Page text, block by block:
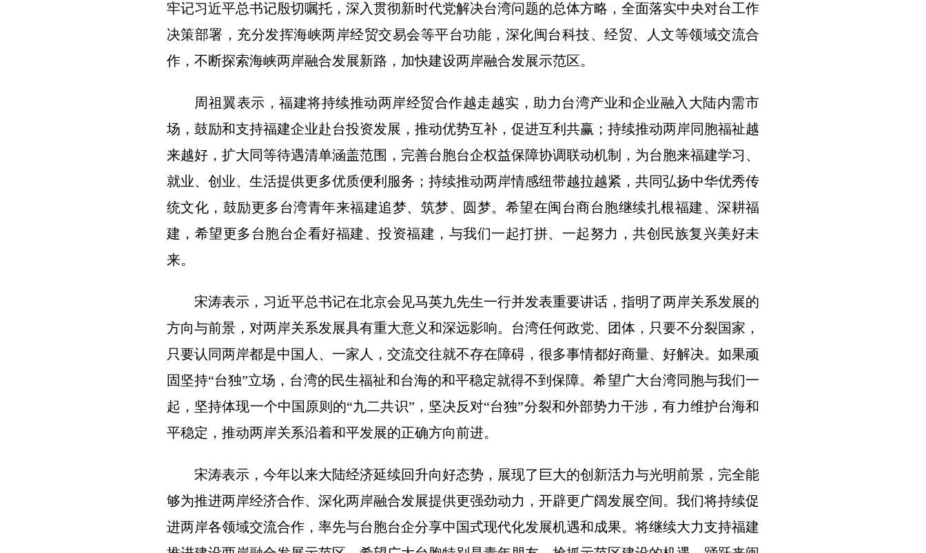
牢记习近平总书记殷切嘱托，深入贯彻新时代党解决台湾问题的总体方略，全面落实中央对台工作
决策部署，充分发挥海峡两岸经贸交易会等平台功能，深化闽台科技、经贸、人文等领域交流合
作，不断探索海峡两岸融合发展新路，加快建设两岸融合发展示范区。
周祖翼表示，福建将持续推动两岸经贸合作越走越实，助力台湾产业和企业融入大陆内需市
场，鼓励和支持福建企业赴台投资发展，推动优势互补，促进互利共赢；持续推动两岸同胞福祉越
来越好，扩大同等待遇清单涵盖范围，完善台胞台企权益保障协调联动机制，为台胞来福建学习、
就业、创业、生活提供更多优质便利服务；持续推动两岸情感纽带越拉越紧，共同弘扬中华优秀传
统文化，鼓励更多台湾青年来福建追梦、筑梦、圆梦。希望在闽台商台胞继续扎根福建、深耕福
建，希望更多台胞台企看好福建、投资福建，与我们一起打拼、一起努力，共创民族复兴美好未
来。
宋涛表示，习近平总书记在北京会见马英九先生一行并发表重要讲话，指明了两岸关系发展的
方向与前景，对两岸关系发展具有重大意义和深远影响。台湾任何政党、团体，只要不分裂国家，
只要认同两岸都是中国人、一家人，交流交往就不存在障碍，很多事情都好商量、好解决。如果顽
固坚持“台独”立场，台湾的民生福祉和台海的和平稳定就得不到保障。希望广大台湾同胞与我们一
起，坚持体现一个中国原则的“九二共识”，坚决反对“台独”分裂和外部势力干涉，有力维护台海和
平稳定，推动两岸关系沿着和平发展的正确方向前进。
宋涛表示，今年以来大陆经济延续回升向好态势，展现了巨大的创新活力与光明前景，完全能
够为推进两岸经济合作、深化两岸融合发展提供更强劲动力，开辟更广阔发展空间。我们将持续促
进两岸各领域交流合作，率先与台胞台企分享中国式现代化发展机遇和成果。将继续大力支持福建